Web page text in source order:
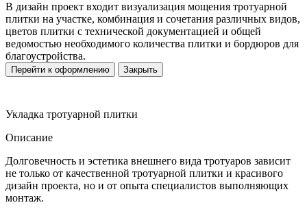
В дизайн проект входит визуализация мощения тротуарной
плитки на участке, комбинация и сочетания различных видов,
цветов плитки с технической документацией и общей
ведомостью необходимого количества плитки и бордюров для
благоустройства.
Перейти к оформлению Закрыть
Укладка тротуарной плитки
Описание
Долговечность и эстетика внешнего вида тротуаров зависит
не только от качественной тротуарной плитки и красивого
дизайн проекта, но и от опыта специалистов выполняющих
монтаж.